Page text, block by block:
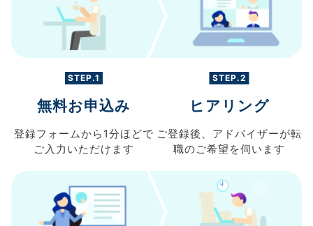
STEP.1
無料お申込み
登録フォームから 1分ほどで
ご入力 いただけます
STEP.2
ヒアリング
ご登録後、 アドバイザーが転
職のご希望を伺います